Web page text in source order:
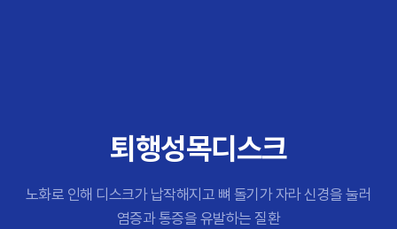
#교통사고후유증 #허리디스크
#추나요법
퇴행성목디스크
노화로 인해 디스크가 납작해지고 뼈 돌기가 자라 신경을 눌러
염증과 통증을 유발하는 질환